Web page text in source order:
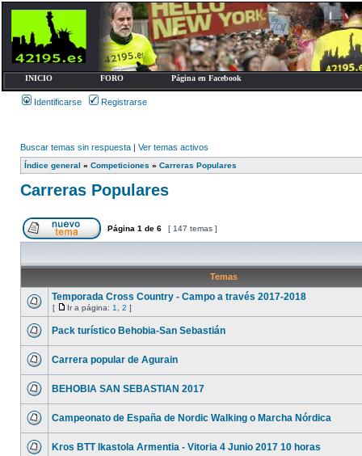
INICIO FORO Página en Facebook
Identificarse Registrarse
Buscar temas sin respuesta | Ver temas activos
Índice general » Competiciones » Carreras Populares
Carreras Populares
Página 1 de 6 [ 147 temas ]
Temas
Temporada Cross Country - Campo a través 2017-2018
[ Ir a página: 1 2 ]
Pack turístico Behobia-San Sebastián
Carrera popular de Agurain
BEHOBIA SAN SEBASTIAN 2017
Campeonato de España de Nordic Walking o Marcha Nórdica
Kros BTT Ikastola Armentia - Vitoria 4 Junio 2017 10 horas